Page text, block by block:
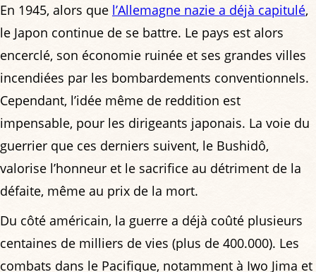
En 1945, alors que l’Allemagne nazie a déjà capitulé,
le Japon continue de se battre. Le pays est alors
encerclé, son économie ruinée et ses grandes villes
incendiées par les bombardements conventionnels.
Cependant, l’idée même de reddition est
impensable, pour les dirigeants japonais. La voie du
guerrier que ces derniers suivent, le Bushidô,
valorise l’honneur et le sacrifice au détriment de la
défaite, même au prix de la mort.
Du côté américain, la guerre a déjà coûté plusieurs
centaines de milliers de vies (plus de 400.000). Les
combats dans le Pacifique, notamment à Iwo Jima et